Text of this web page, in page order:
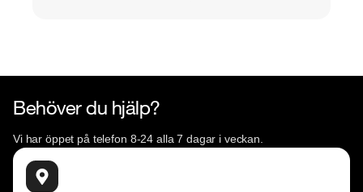
Behöver du hjälp?
Vi har öppet på telefon 8-24 alla 7 dagar i veckan.